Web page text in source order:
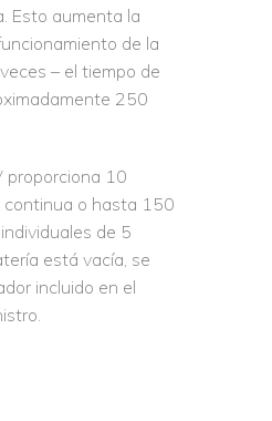
Esto aumenta la
de la
– el tiempo de
250
proporciona 10
continua o hasta 150
de 5
está vacía, se
incluido en el